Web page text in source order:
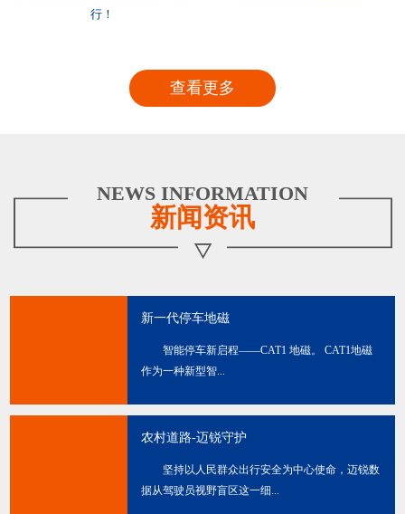
行！
查看更多
NEWS INFORMATION
新闻资讯
新一代停车地磁
智能停车新启程——CAT1 地磁。 CAT1地磁
作为一种新型智...
农村道路-迈锐守护
坚持以人民群众出行安全为中心使命，迈锐数
据从驾驶员视野盲区这一细...